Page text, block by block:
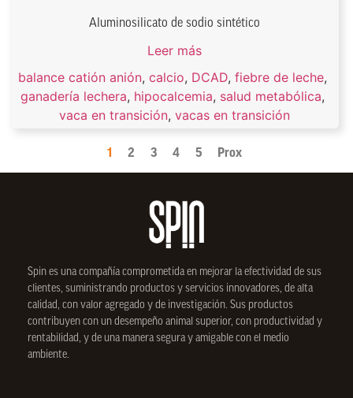
Aluminosilicato de sodio sintético
Leer más
balance catión anión, calcio, DCAD, fiebre de leche,
ganadería lechera, hipocalcemia, salud metabólica,
vaca en transición, vacas en transición
1 2 3 4 5 Prox
Spin es una compañía comprometida en mejorar la efectividad de sus
clientes, suministrando productos y servicios innovadores, de alta
calidad, con valor agregado y de investigación. Sus productos
contribuyen con un desempeño animal superior, con productividad y
rentabilidad, y de una manera segura y amigable con el medio
ambiente.